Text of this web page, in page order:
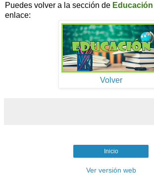
Puedes volver a la sección de Educación
enlace:
Volver
Inicio
Ver versión web